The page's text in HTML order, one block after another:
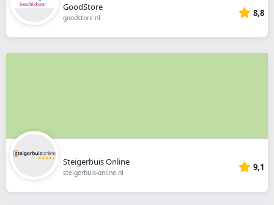
GoodStore
goodstore.nl 8,8
Steigerbuis Online
steigerbuis-online.nl 9,1